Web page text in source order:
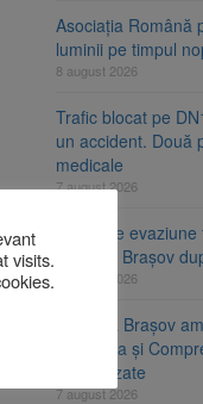
Asociația Română
luminii pe timpul
8 august 2026
Trafic blocat pe
un accident. Două
medicale
7 august 2026
Dosar de
clasat la Brașov
7 august 2026
Primăria Brașov
Brai-Cata și
neigienizate
7 august 2026
visits.